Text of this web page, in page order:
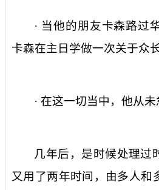
· 当他的朋友卡森路过
卡森在主日学做一次关于众
· 在这一切当中，他从未
几年后，是时候处理过
又用了两年时间，由多人和